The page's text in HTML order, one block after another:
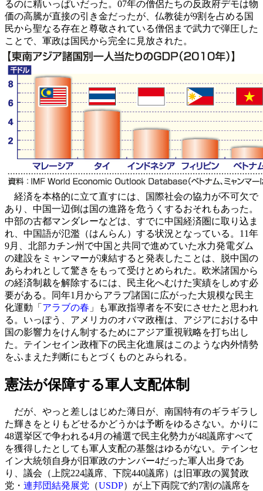
るのに精いっぱいだった。07年の僧侶たちの反政府デモは物
価の高騰が直接の引き金だったが、仏教徒が9割を占める国
民から聖なる存在と尊敬されている僧侶まで武力で弾圧した
ことで、軍政は国民から完全に見放された。
経済を本格的に立て直すには、国際社会の協力が不可欠で
あり、中国一辺倒は国の進路を危うくするおそれもあった。
中部の古都マンダレーなどは、すでに中国経済圏に取り込ま
れ、中国語が氾濫（はんらん）する状況となっている。11年
9月、北部カチン州で中国と共同で進めていた水力発電ダム
の建設をミャンマーが凍結すると発表したことは、脱中国の
あらわれとして驚きをもって受けとめられた。欧米諸国から
の経済制裁を解除するには、民主化へむけた実績をしめす必
要がある。同年1月からアラブ諸国に広がった大規模な民主
化運動「 アラブの春 」も軍政指導者を不安にさせたと思われ
る。いっぽう、アメリカのオバマ政権は、アジアにおける中
国の影響力をけん制するためにアジア重視戦略を打ち出し
た。テインセイン政権下の民主化進展はこのような内外情勢
をふまえた判断にもとづくものとみられる。
憲法が保障する軍人支配体制
だが、やっと差しはじめた薄日が、南国特有のギラギラし
た輝きをとりもどせるかどうかは予断をゆるさない。かりに
48選挙区で争われる4月の補選で民主化勢力が48議席すべて
を獲得したとしても軍人支配の基盤はゆるがない。テインセ
イン大統領自身が旧軍政のナンバー4だった軍人出身であ
り、議会（上院224議席、下院440議席）は旧軍政の翼賛政
党・ 連邦団結発展党 （USDP）が上下両院で約7割の議席を